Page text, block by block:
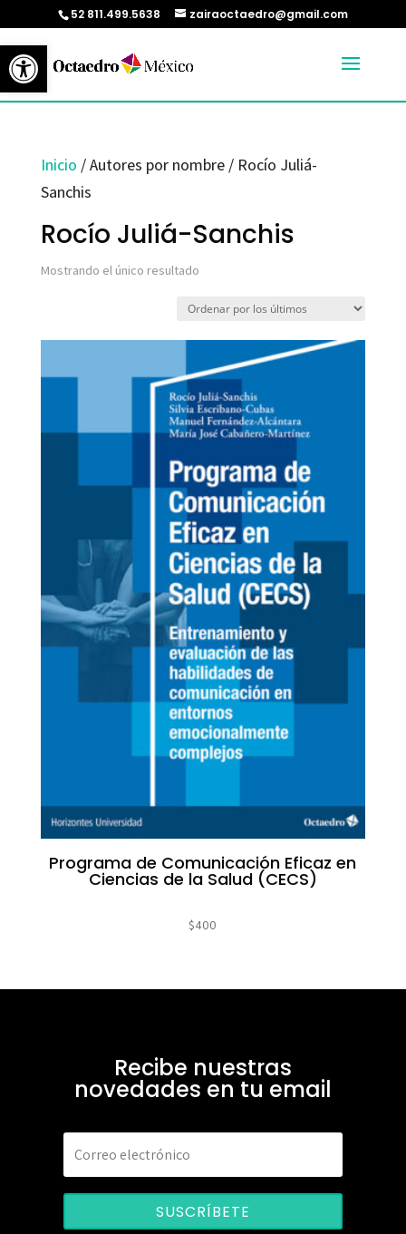
Abrir barra de herramientas
52 811.499.5638 zairaoctaedro@gmail.com
Inicio / Autores por nombre / Rocío Juliá-
Sanchis
Rocío Juliá-Sanchis
Mostrando el único resultado
Programa de Comunicación Eficaz en
Ciencias de la Salud (CECS)
$400
Recibe nuestras
novedades en tu email
SUSCRÍBETE